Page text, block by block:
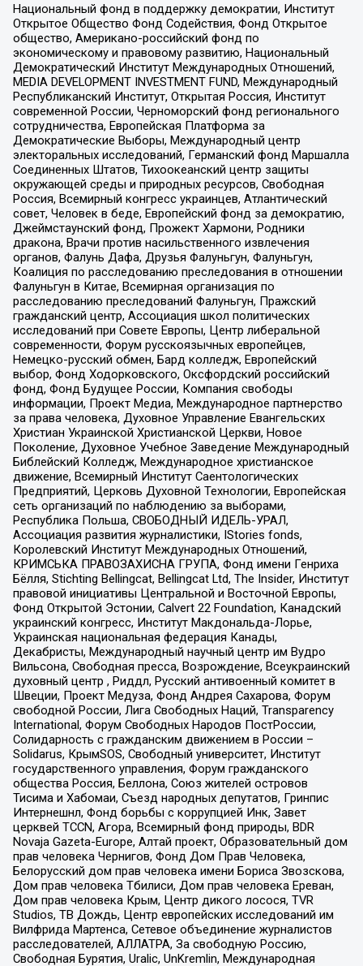
Национальный фонд в поддержку демократии, Институт
Открытое Общество Фонд Содействия, Фонд Открытое
общество, Американо-российский фонд по
экономическому и правовому развитию, Национальный
Демократический Институт Международных Отношений,
MEDIA DEVELOPMENT INVESTMENT FUND, Международный
Республиканский Институт, Открытая Россия, Институт
современной России, Черноморский фонд регионального
сотрудничества, Европейская Платформа за
Демократические Выборы, Международный центр
электоральных исследований, Германский фонд Маршалла
Соединенных Штатов, Тихоокеанский центр защиты
окружающей среды и природных ресурсов, Свободная
Россия, Всемирный конгресс украинцев, Атлантический
совет, Человек в беде, Европейский фонд за демократию,
Джеймстаунский фонд, Прожект Хармони, Родники
дракона, Врачи против насильственного извлечения
органов, Фалунь Дафа, Друзья Фалуньгун, Фалуньгун,
Коалиция по расследованию преследования в отношении
Фалуньгун в Китае, Всемирная организация по
расследованию преследований Фалуньгун, Пражский
гражданский центр, Ассоциация школ политических
исследований при Совете Европы, Центр либеральной
современности, Форум русскоязычных европейцев,
Немецко-русский обмен, Бард колледж, Европейский
выбор, Фонд Ходорковского, Оксфордский российский
фонд, Фонд Будущее России, Компания свободы
информации, Проект Медиа, Международное партнерство
за права человека, Духовное Управление Евангельских
Христиан Украинской Христианской Церкви, Новое
Поколение, Духовное Учебное Заведение Международный
Библейский Колледж, Международное христианское
движение, Всемирный Институт Саентологических
Предприятий, Церковь Духовной Технологии, Европейская
сеть организаций по наблюдению за выборами,
Республика Польша, СВОБОДНЫЙ ИДЕЛЬ-УРАЛ,
Ассоциация развития журналистики, IStories fonds,
Королевский Институт Международных Отношений,
КРИМСЬКА ПРАВОЗАХИСНА ГРУПА, Фонд имени Генриха
Бёлля, Stichting Bellingcat, Bellingcat Ltd, The Insider, Институт
правовой инициативы Центральной и Восточной Европы,
Фонд Открытой Эстонии, Calvert 22 Foundation, Канадский
украинский конгресс, Институт Макдональда-Лорье,
Украинская национальная федерация Канады,
Декабристы, Международный научный центр им Вудро
Вильсона, Свободная пресса, Возрождение, Всеукраинский
духовный центр , Риддл, Русский антивоенный комитет в
Швеции, Проект Медуза, Фонд Андрея Сахарова, Форум
свободной России, Лига Свободных Наций, Transparеncy
International, Форум Свободных Народов ПостРоссии,
Солидарность с гражданским движением в России –
Solidarus, КрымSOS, Свободный университет, Институт
государственного управления, Форум гражданского
общества Россия, Беллона, Союз жителей островов
Тисима и Хабомаи, Съезд народных депутатов, Гринпис
Интернешнл, Фонд борьбы с коррупцией Инк, Завет
церквей TCCN, Агора, Всемирный фонд природы, BDR
Novaja Gazeta-Europe, Алтай проект, Образовательный дом
прав человека Чернигов, Фонд Дом Прав Человека,
Белорусский дом прав человека имени Бориса Звозскова,
Дом прав человека Тбилиси, Дом прав человека Ереван,
Дом прав человека Крым, Центр дикого лосося, TVR
Studios, ТВ Дождь, Центр европейских исследований им
Вилфрида Мартенса, Сетевое объединение журналистов
расследователей, АЛЛАТРА, За свободную Россию,
Свободная Бурятия, Uralic, UnKremlin, Международная